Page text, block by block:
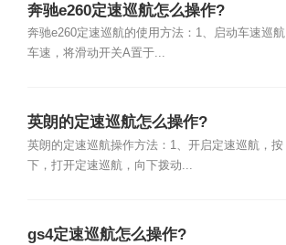
奔驰e260定速巡航怎么操作?
奔驰e260定速巡航的使用方法：1、启动车速巡航
车速，将滑动开关A置于...
英朗的定速巡航怎么操作?
英朗的定速巡航操作方法：1、开启定速巡航，按
下，打开定速巡航，向下拨动...
gs4定速巡航怎么操作?